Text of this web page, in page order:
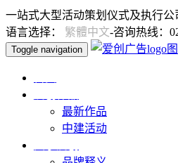
一站式大型活动策划仪式及执行公
语言选择： 繁體中文-咨询热线：
Toggle navigation
最新作品
中建活动